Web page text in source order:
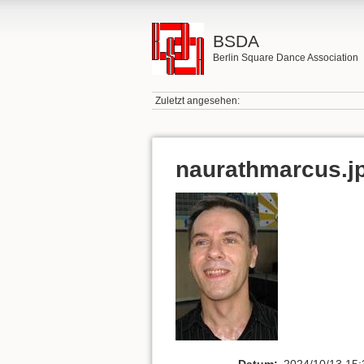
BSDA
Berlin Square Dance Association
Zuletzt angesehen: